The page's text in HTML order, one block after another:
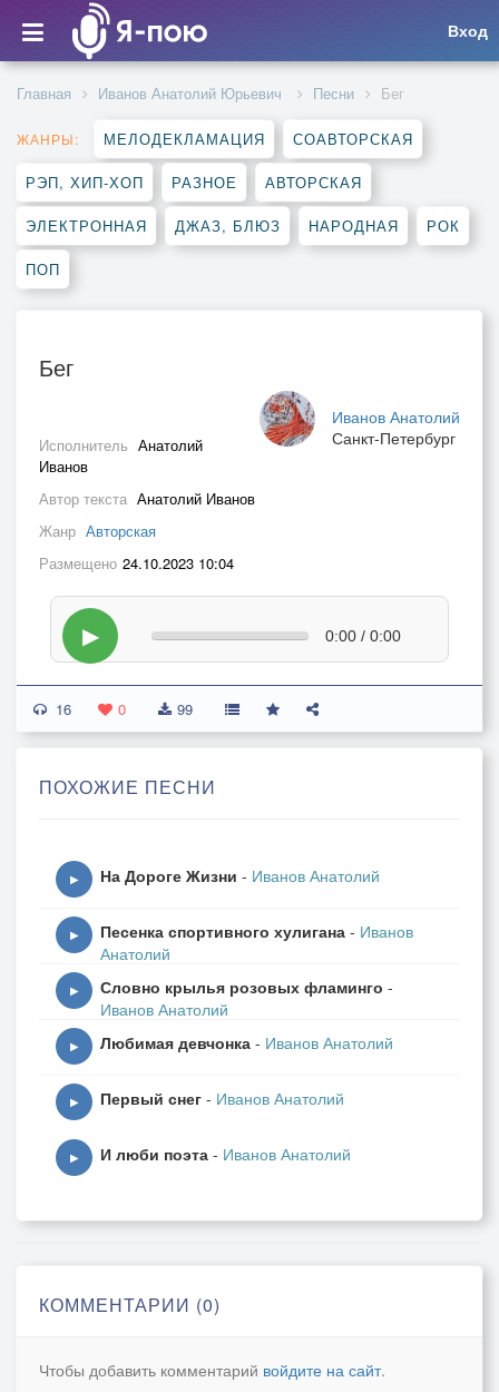
Вход
Главная Иванов Анатолий Юрьевич Песни Бег
ЖАНРЫ: МЕЛОДЕКЛАМАЦИЯ СОАВТОРСКАЯ
РЭП, ХИП-ХОП РАЗНОЕ АВТОРСКАЯ
ЭЛЕКТРОННАЯ ДЖАЗ, БЛЮЗ НАРОДНАЯ РОК
ПОП
Бег
Иванов Анатолий
Санкт-Петербург
Исполнитель Анатолий
Иванов
Автор текста Анатолий Иванов
Жанр Авторская
Размещено 24.10.2023 10:04
▶ 0:00 / 0:00
16 0 99
ПОХОЖИЕ ПЕСНИ
▶ На Дороге Жизни - Иванов Анатолий
▶ Песенка спортивного хулигана - Иванов
Анатолий
▶ Словно крылья розовых фламинго -
Иванов Анатолий
▶ Любимая девчонка - Иванов Анатолий
▶ Первый снег - Иванов Анатолий
▶ И люби поэта - Иванов Анатолий
КОММЕНТАРИИ (0)
Чтобы добавить комментарий войдите на сайт.